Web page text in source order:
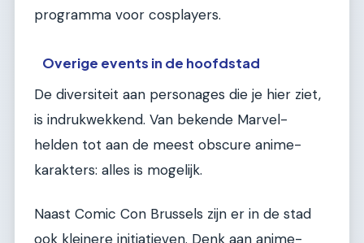
programma voor cosplayers.
Overige events in de hoofdstad
De diversiteit aan personages die je hier ziet,
is indrukwekkend. Van bekende Marvel-
helden tot aan de meest obscure anime-
karakters: alles is mogelijk.
Naast Comic Con Brussels zijn er in de stad
ook kleinere initiatieven. Denk aan anime-